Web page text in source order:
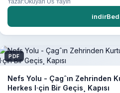
Yazar:Okuyan Us Yayın
PDF
Nefs Yolu - Çagˆın Zehrinden
Herkes I·çin Bir Geçis¸ Kapısı